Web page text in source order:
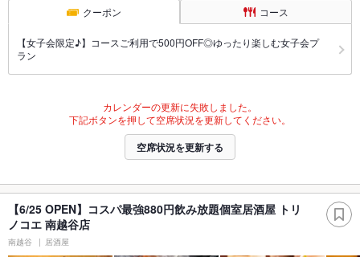
クーポン コース
【女子会限定♪】コースご利用で500円OFF◎ゆったり楽しむ女子会プ
ラン
カレンダーの更新に失敗しました。
下記ボタンを押して空席状況を更新してください。
空席状況を更新する
【6/25 OPEN】コスパ最強880円飲み放題個室居酒屋 トリ
ノコエ 南越谷店
南越谷 居酒屋